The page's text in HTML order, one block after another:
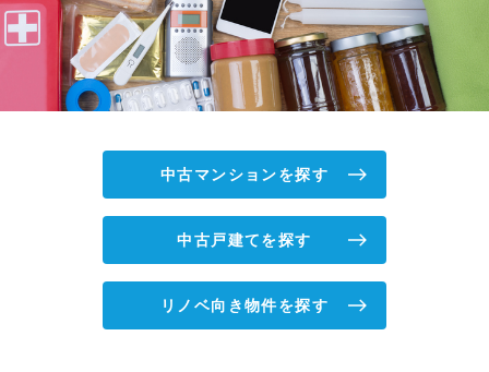
中古マンションを探す
中古戸建てを探す
リノベ向き物件を探す